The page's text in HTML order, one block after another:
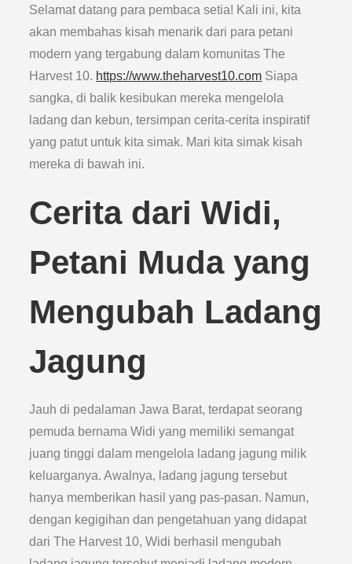
Selamat datang para pembaca setia! Kali ini, kita
akan membahas kisah menarik dari para petani
modern yang tergabung dalam komunitas The
Harvest 10. https://www.theharvest10.com Siapa
sangka, di balik kesibukan mereka mengelola
ladang dan kebun, tersimpan cerita-cerita inspiratif
yang patut untuk kita simak. Mari kita simak kisah
mereka di bawah ini.
Cerita dari Widi,
Petani Muda yang
Mengubah Ladang
Jagung
Jauh di pedalaman Jawa Barat, terdapat seorang
pemuda bernama Widi yang memiliki semangat
juang tinggi dalam mengelola ladang jagung milik
keluarganya. Awalnya, ladang jagung tersebut
hanya memberikan hasil yang pas-pasan. Namun,
dengan kegigihan dan pengetahuan yang didapat
dari The Harvest 10, Widi berhasil mengubah